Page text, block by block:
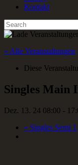
Kontakt
« Alle Veranstaltungen
Diese
Singles Main
Dez. 13. 24 08:00 -
« Singles Semi 1